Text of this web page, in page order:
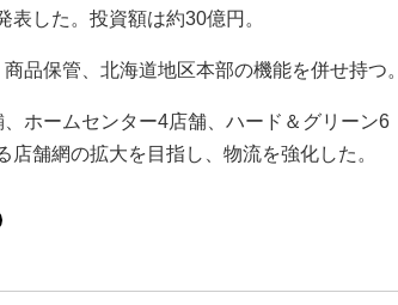
した。投資額は約30億円。
品保管、北海道地区本部の機能を併せ持つ。
ホームセンター4店舗、ハード＆グリーン6
店舗網の拡大を目指し、物流を強化した。